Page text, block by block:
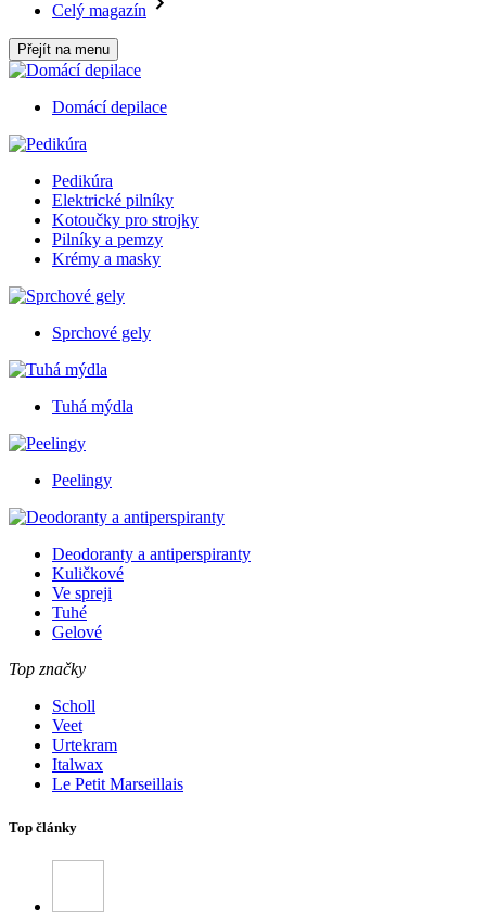
Celý magazín
Přejít na menu
Domácí depilace
Pedikúra
Elektrické pilníky
Kotoučky pro strojky
Pilníky a pemzy
Krémy a masky
Sprchové gely
Tuhá mýdla
Peelingy
Deodoranty a antiperspiranty
Kuličkové
Ve spreji
Tuhé
Gelové
Top značky
Scholl
Veet
Urtekram
Italwax
Le Petit Marseillais
Top články